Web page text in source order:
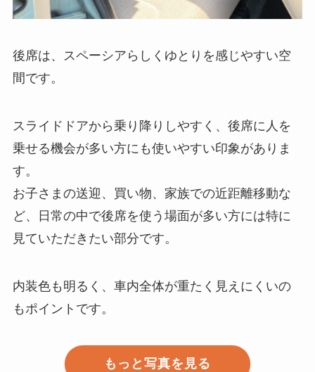
後席は、スペーシアらしくゆとりを感じやすい空
間です。
スライドドアから乗り降りしやすく、後席に人を
乗せる機会が多い方にも使いやすい印象がありま
す。
お子さまの送迎、買い物、家族での近距離移動な
ど、日常の中で後席を使う場面が多い方には特に
見ていただきたい部分です。
内装色も明るく、車内全体が重たく見えにくいの
もポイントです。
もっと写真を見る